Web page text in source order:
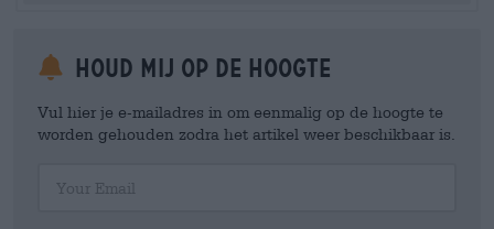
Houd mij op de hoogte
Vul hier je e-mailadres in om eenmalig op de hoogte te
worden gehouden zodra het artikel weer beschikbaar is.